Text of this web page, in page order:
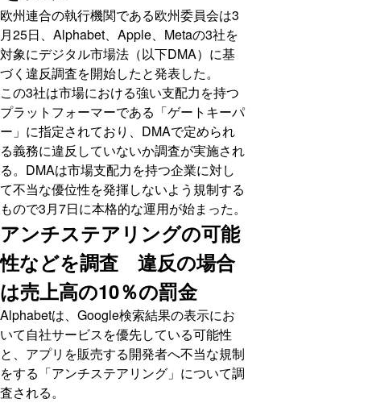
欧州連合の執行機関である欧州委員会は3
月25日、Alphabet、Apple、Metaの3社を
対象にデジタル市場法（以下DMA）に基
づく違反調査を開始したと発表した。
この3社は市場における強い支配力を持つ
プラットフォーマーである「ゲートキーパ
ー」に指定されており、DMAで定められ
る義務に違反していないか調査が実施され
る。DMAは市場支配力を持つ企業に対し
て不当な優位性を発揮しないよう規制する
もので3月7日に本格的な運用が始まった。
アンチステアリングの可能
性などを調査 違反の場合
は売上高の10％の罰金
Alphabetは、Google検索結果の表示にお
いて自社サービスを優先している可能性
と、アプリを販売する開発者へ不当な規制
をする「アンチステアリング」について調
査される。